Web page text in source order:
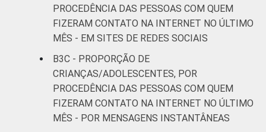
PROCEDÊNCIA DAS PESSOAS COM QUEM
FIZERAM CONTATO NA INTERNET NO ÚLTIMO
MÊS - EM SITES DE REDES SOCIAIS
B3C - PROPORÇÃO DE
CRIANÇAS/ADOLESCENTES, POR
PROCEDÊNCIA DAS PESSOAS COM QUEM
FIZERAM CONTATO NA INTERNET NO ÚLTIMO
MÊS - POR MENSAGENS INSTANTÂNEAS